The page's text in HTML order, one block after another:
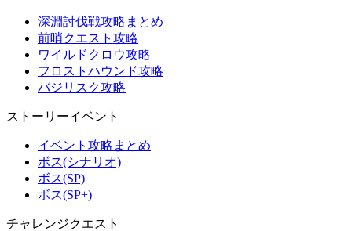
深淵討伐戦攻略まとめ
前哨クエスト攻略
ワイルドクロウ攻略
フロストハウンド攻略
バジリスク攻略
ストーリーイベント
イベント攻略まとめ
ボス(シナリオ)
ボス(SP)
ボス(SP+)
チャレンジクエスト